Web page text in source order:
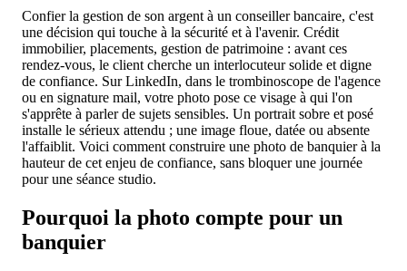
Confier la gestion de son argent à un conseiller bancaire, c'est
une décision qui touche à la sécurité et à l'avenir. Crédit
immobilier, placements, gestion de patrimoine : avant ces
rendez-vous, le client cherche un interlocuteur solide et digne
de confiance. Sur LinkedIn, dans le trombinoscope de l'agence
ou en signature mail, votre photo pose ce visage à qui l'on
s'apprête à parler de sujets sensibles. Un portrait sobre et posé
installe le sérieux attendu ; une image floue, datée ou absente
l'affaiblit. Voici comment construire une photo de banquier à la
hauteur de cet enjeu de confiance, sans bloquer une journée
pour une séance studio.
Pourquoi la photo compte pour un
banquier